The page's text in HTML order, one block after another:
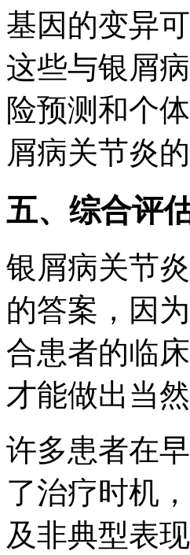
基因的变异
这些与银屑
险预测和个
屑病关节炎
五、综合评
银屑病关节
的答案，因
合患者的临
才能做出当然
许多患者在
了治疗时机
及非典型表